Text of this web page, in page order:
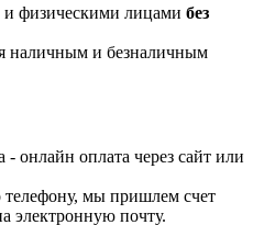
физическими лицами без
наличным и безналичным
- онлайн оплата через сайт или
телефону, мы пришлем счет
электронную почту.